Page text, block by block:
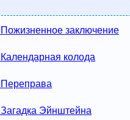
Пожизненное заключение
Календарная колода
Переправа
Загадка Эйнштейна